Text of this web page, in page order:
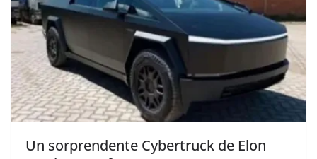
Un sorprendente Cybertruck de Elon